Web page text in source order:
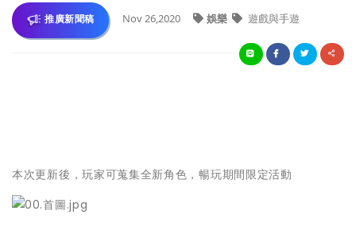
推廣新聞稿 Nov 26,2020 娛樂 遊戲與手遊
本次更新後，玩家可蒐集全新角色，暢玩期間限定活動